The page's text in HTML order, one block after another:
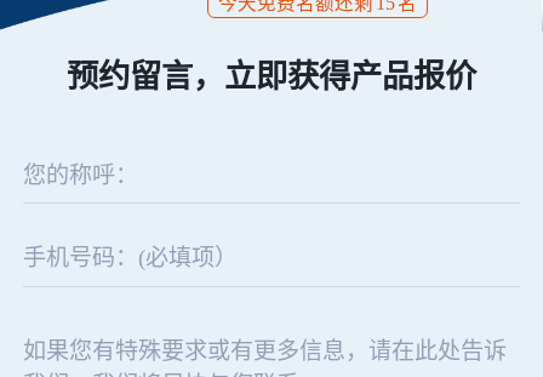
预约留言，立即获得产品报价